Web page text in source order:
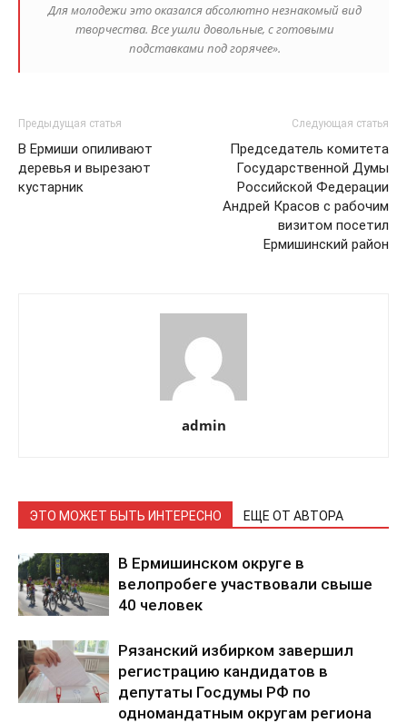
Для молодежи это оказался абсолютно незнакомый вид
творчества. Все ушли довольные, с готовыми
подставками под горячее».
Предыдущая статья
В Ермиши опиливают
деревья и вырезают
кустарник
Следующая статья
Председатель комитета
Государственной Думы
Российской Федерации
Андрей Красов с рабочим
визитом посетил
Ермишинский район
admin
ЭТО МОЖЕТ БЫТЬ ИНТЕРЕСНО ЕЩЕ ОТ АВТОРА
В Ермишинском округе в
велопробеге участвовали свыше
40 человек
Рязанский избирком завершил
регистрацию кандидатов в
депутаты Госдумы РФ по
одномандатным округам региона